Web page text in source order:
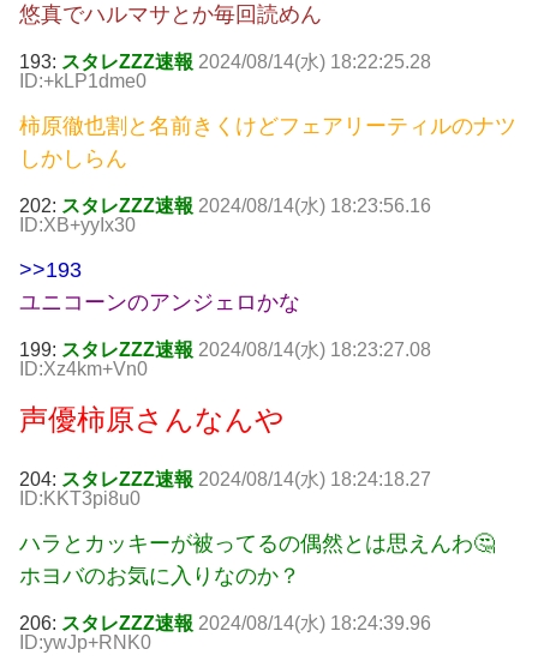
悠真でハルマサとか毎回読めん
193: スタレZZZ速報 2024/08/14(水) 18:22:25.28
ID:+kLP1dme0
柿原徹也割と名前きくけどフェアリーティルのナツ
しかしらん
202: スタレZZZ速報 2024/08/14(水) 18:23:56.16
ID:XB+yyIx30
>>193
ユニコーンのアンジェロかな
199: スタレZZZ速報 2024/08/14(水) 18:23:27.08
ID:Xz4km+Vn0
声優柿原さんなんや
204: スタレZZZ速報 2024/08/14(水) 18:24:18.27
ID:KKT3pi8u0
ハラとカッキーが被ってるの偶然とは思えんわ🤔
ホヨバのお気に入りなのか？
206: スタレZZZ速報 2024/08/14(水) 18:24:39.96
ID:ywJp+RNK0